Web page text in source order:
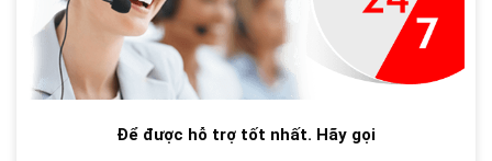
Để được hỗ trợ tốt nhất. Hãy gọi